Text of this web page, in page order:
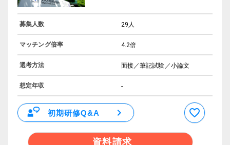
募集人数 29人
マッチング倍率 4.2倍
選考方法 面接／筆記試験／小論文
想定年収 -
初期研修Q&A
資料請求